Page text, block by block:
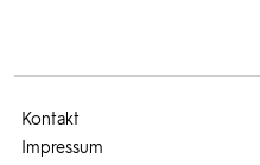
Kontakt
Impressum